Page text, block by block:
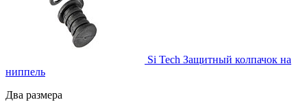
Si Tech Защитный колпачок на
ниппель
Два размера